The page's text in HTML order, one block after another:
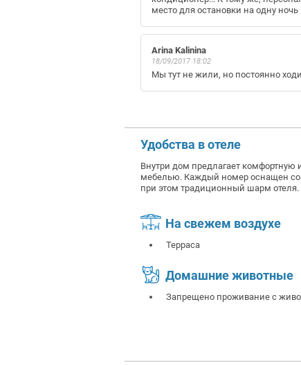
место для остановки на одну ночь
Arina Kalinina
18/09/2017 18:02
Мы тут не жили, но постоянно
Удобства в отеле
Внутри дом предлагает
мебелью. Каждый номер оснащен
при этом традиционный шарм отеля.
На свежем воздухе
Терраса
Домашние животные
Запрещено проживание с